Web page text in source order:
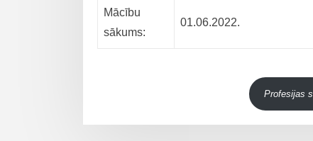
Mācību
sākums:
01.06.2022.
Profesijas